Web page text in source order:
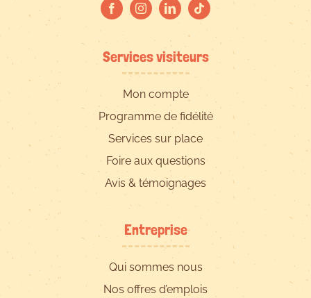
Services visiteurs
Mon compte
Programme de fidélité
Services sur place
Foire aux questions
Avis & témoignages
Entreprise
Qui sommes nous
Nos offres d’emplois